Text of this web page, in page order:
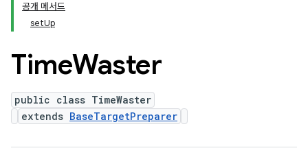
공개 메서드
setUp
TimeWaster
public class TimeWaster
extends BaseTargetPreparer